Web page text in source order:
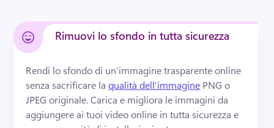
Rimuovi lo sfondo in tutta sicurezza
Rendi lo sfondo di un’immagine trasparente online
senza sacrificare la qualità dell’immagine PNG o
JPEG originale. Carica e migliora le immagini da
aggiungere ai tuoi video online in tutta sicurezza e